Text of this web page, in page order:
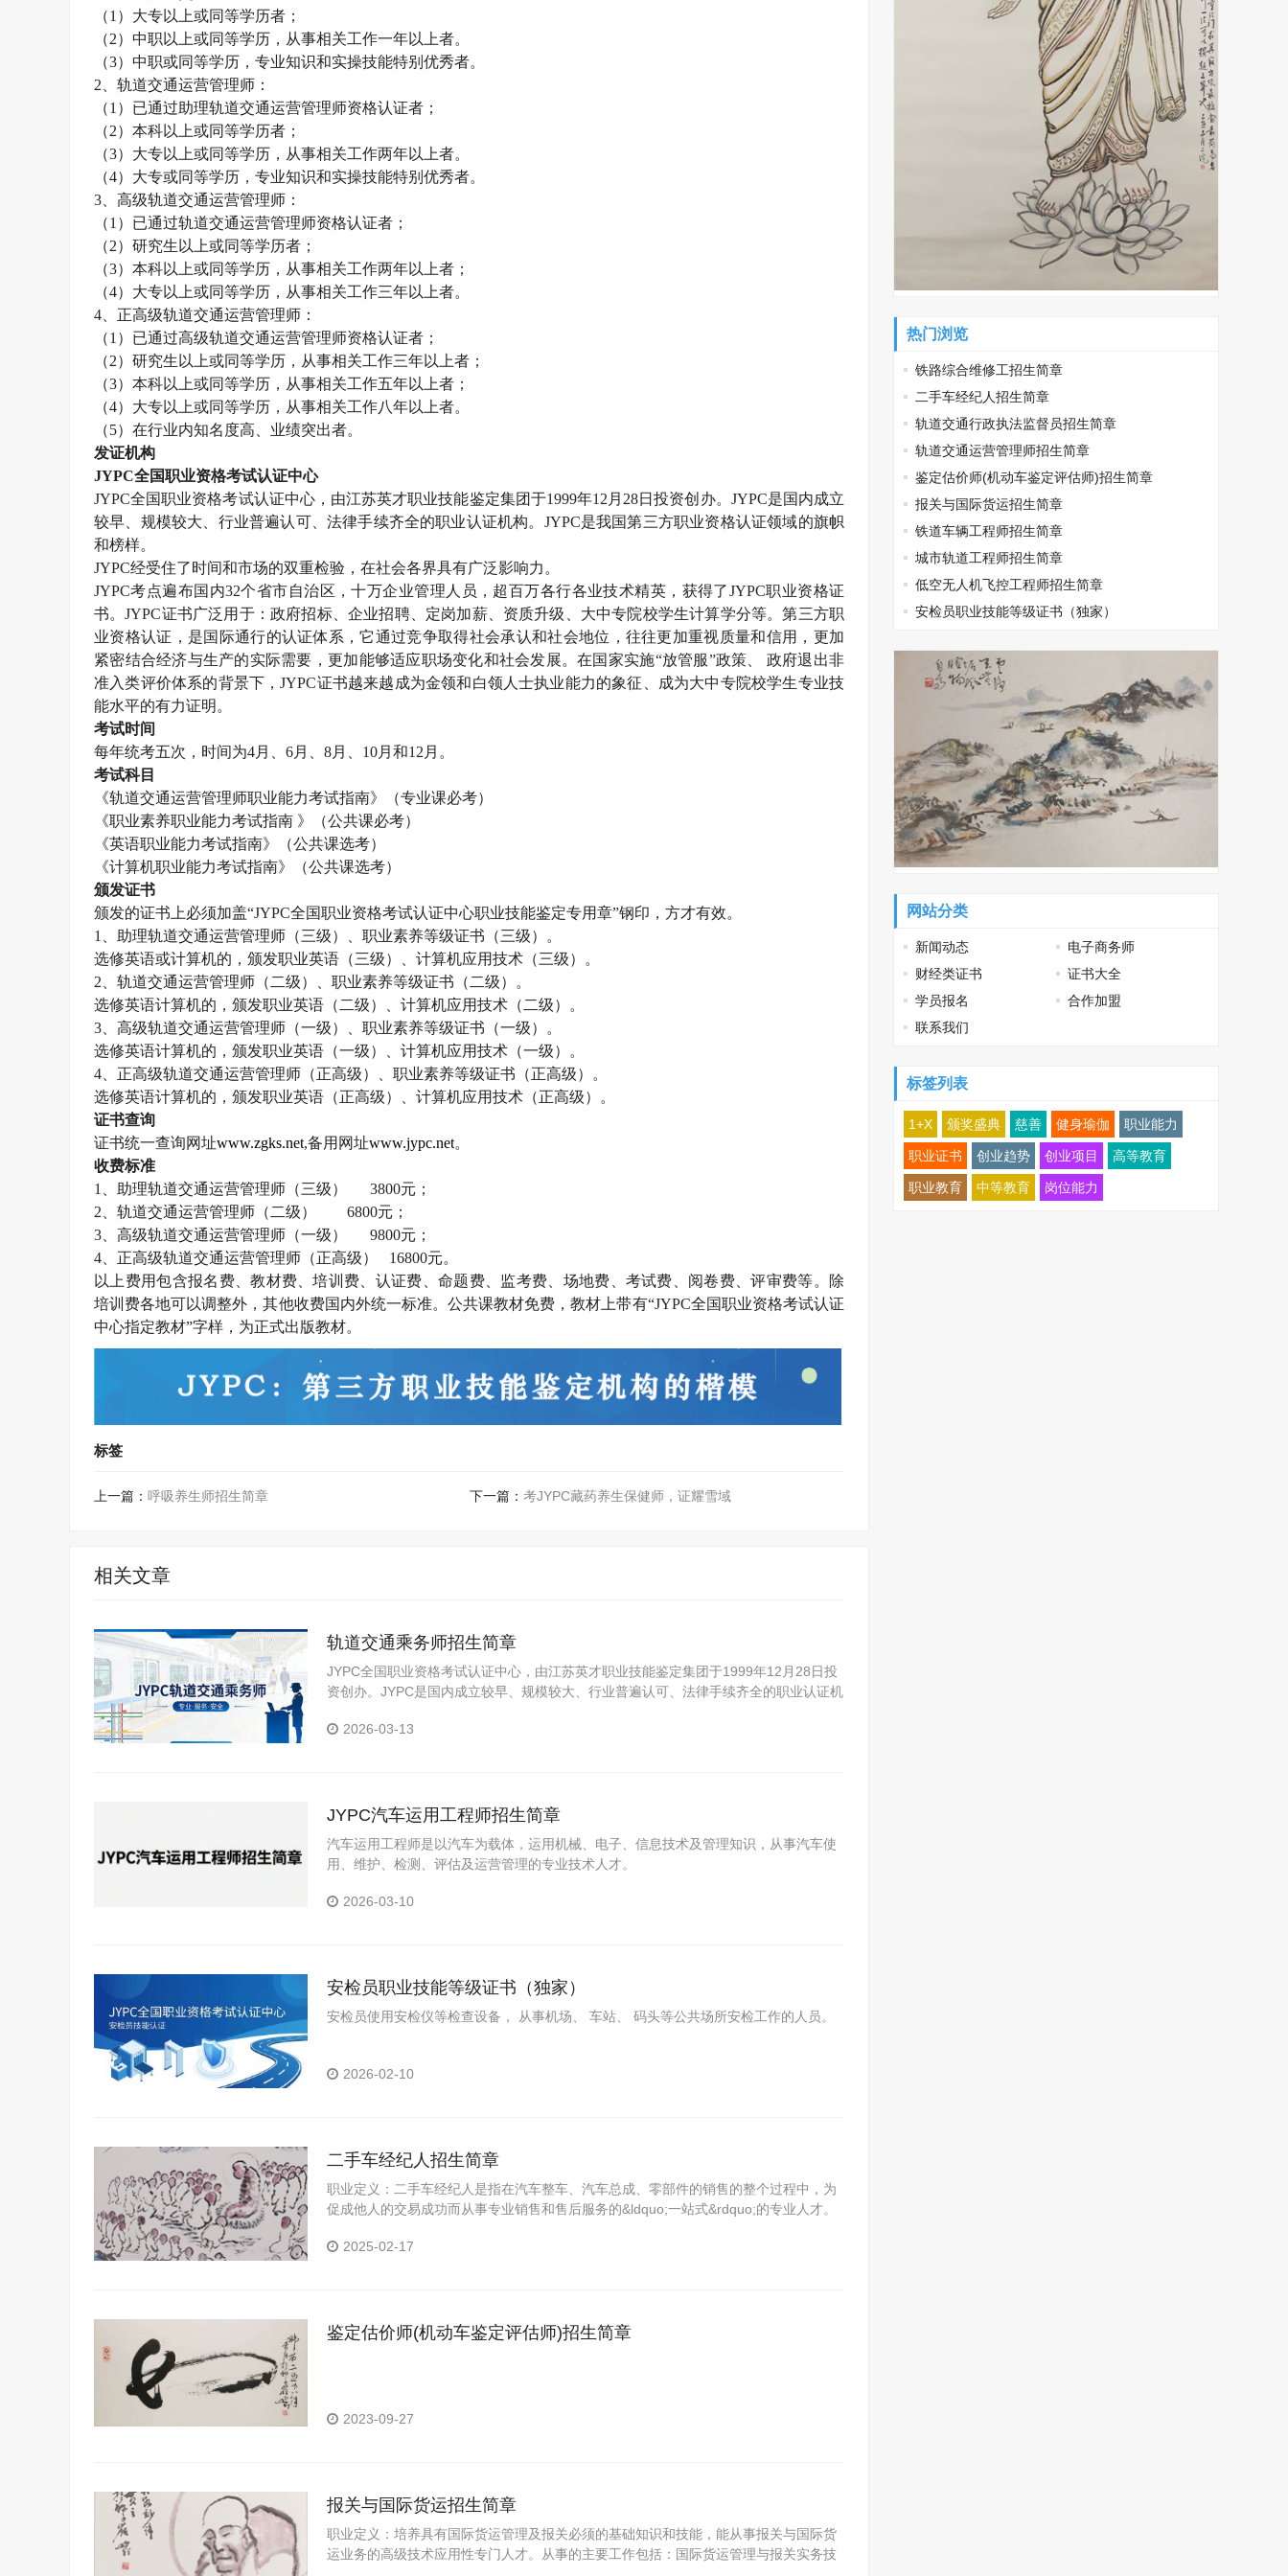
（1 ）大专以上或同等学历者；
（2）中职以上或同等学历，从事相关工作一年以上者。
（3）中职或同等学历，专业知识和实操技能特别优秀者。
2 、轨道交通运营管理师：
（1 ）已通过助理轨道交通运营管理师资格认证者；
（2）本科以上或同等学历者；
（3）大专以上或同等学历，从事相关工作两年以上者。
（4）大专或同等学历，专业知识和实操技能特别优秀者。
3 、高级轨道交通运营管理师：
（1 ）已通过轨道交通运营管理师资格认证者；
（2）研究生以上或同等学历者；
（3）本科以上或同等学历，从事相关工作两年以上者；
（4）大专以上或同等学历，从事相关工作三年以上者。
4 、正高级轨道交通运营管理师：
（1 ）已通过高级轨道交通运营管理师资格认证者；
（2）研究生以上或同等学历，从事相关工作三年以上者；
（3）本科以上或同等学历，从事相关工作五年以上者；
（4）大专以上或同等学历，从事相关工作八年以上者。
（5）在行业内知名度高、业绩突出者。
发证机构
JYPC全国职业资格考试认证中心
JYPC全国职业资格考试认证中心，由江苏英才职业技能鉴定集团于1999年12 月 28日投资创办。 JYPC是国内成立
较早、规模较大、行业普遍认可、法律手续齐全的职业认证机构。 JYPC是我国第三方职业资格认证领域的旗帜
和榜样。
JYPC经受住了时间和市场的双重检验，在社会各界具有广泛影响力。
JYPC考点遍布国内32个省市自治区，十万企业管理人员，超百万各行各业技术精英，获得了JYPC职业资格证
书。JYPC证书广泛用于：政府招标、企业招聘、定岗加薪、资质升级、大中专院校学生计算学分等。第三方职
业资格认证，是国际通行的认证体系，它通过竞争取得社会承认和社会地位，往往更加重视质量和信用，更加
紧密结合经济与生产的实际需要，更加能够适应职场变化和社会发展。在国家实施“放管服”政策、 政府退出非
准入类评价体系的背景下，JYPC证书越来越成为金领和白领人士执业能力的象征、成为大中专院校学生专业技
能水平的有力证明。
考试时间
每年统考五次，时间为4月、 6月、 8月、 10月和12 月。
考试科目
《轨道交通运营管理师职业能力考试指南》（专业课必考）
《职业素养职业能力考试指南 》（公共课必考）
《英语职业能力考试指南》（公共课选考）
《计算机职业能力考试指南》（公共课选考）
颁发证书
颁发的证书上必须加盖“JYPC全国职业资格考试认证中心职业技能鉴定专用章”钢印，方才有效。
1
、助理轨道交通运营管理师（三级）、职业素养等级证书（三级）。
选修英语或计算机的，颁发职业英语（三级）、计算机应用技术（三级）。
2 、轨道交通运营管理师（二级）、职业素养等级证书（二级）。
选修英语计算机的，颁发职业英语（二级）、计算机应用技术（二级）。
3 、高级轨道交通运营管理师（一级）、职业素养等级证书（一级）。
选修英语计算机的，颁发职业英语（一级）、计算机应用技术（一级）。
4 、正高级轨道交通运营管理师（正高级）、职业素养等级证书（正高级）。
选修英语计算机的，颁发职业英语（正高级）、计算机应用技术（正高级）。
证书查询
证书统一查询网址www.zgks.net,备用网址www.jypc.net。
收费标准
1
、助理轨道交通运营管理师（三级） 3800元；
2 、轨道交通运营管理师（二级） 6800元；
3 、高级轨道交通运营管理师（一级） 9800元；
4 、正高级轨道交通运营管理师（正高级） 16800元。
以上费用包含报名费、教材费、培训费、认证费、命题费、监考费、场地费、考试费、阅卷费、评审费等。除
培训费各地可以调整外，其他收费国内外统一标准。公共课教材免费，教材上带有“JYPC全国职业资格考试认证
中心指定教材”字样，为正式出版教材。
标签
上一篇： 呼吸养生师招生简章 下一篇： 考JYPC藏药养生保健师，证耀雪域
相关文章
轨道交通乘务师招生简章
JYPC全国职业资格考试认证中心，由江苏英才职业技能鉴定集团于1999年12月28日投
资创办。JYPC是国内成立较早、规模较大、行业普遍认可、法律手续齐全的职业认证机
2026-03-13
JYPC汽车运用工程师招生简章
汽车运用工程师是以汽车为载体，运用机械、电子、信息技术及管理知识，从事汽车使
用、维护、检测、评估及运营管理的专业技术人才。
2026-03-10
安检员职业技能等级证书（独家）
安检员使用安检仪等检查设备， 从事机场、 车站、 码头等公共场所安检工作的人员。
2026-02-10
二手车经纪人招生简章
职业定义：二手车经纪人是指在汽车整车、汽车总成、零部件的销售的整个过程中，为
促成他人的交易成功而从事专业销售和售后服务的&ldquo;一站式&rdquo;的专业人才。
2025-02-17
鉴定估价师(机动车鉴定评估师)招生简章
2023-09-27
报关与国际货运招生简章
职业定义：培养具有国际货运管理及报关必须的基础知识和技能，能从事报关与国际货
运业务的高级技术应用性专门人才。从事的主要工作包括：国际货运管理与报关实务技
热门浏览
铁路综合维修工招生简章
二手车经纪人招生简章
轨道交通行政执法监督员招生简章
轨道交通运营管理师招生简章
鉴定估价师(机动车鉴定评估师)招生简章
报关与国际货运招生简章
铁道车辆工程师招生简章
城市轨道工程师招生简章
低空无人机飞控工程师招生简章
安检员职业技能等级证书（独家）
网站分类
新闻动态
电子商务师
财经类证书
证书大全
学员报名
合作加盟
联系我们
标签列表
1+X 颁奖盛典 慈善 健身瑜伽 职业能力
职业证书 创业趋势 创业项目 高等教育
职业教育 中等教育 岗位能力